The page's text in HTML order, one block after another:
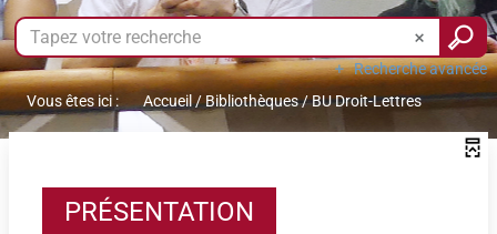
Recherche avancée
Vous êtes ici :
Accueil /Bibliothèques/BU Droit-Lettres
PRÉSENTATION